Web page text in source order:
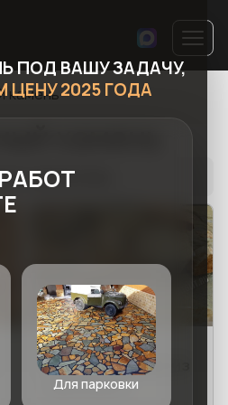
камень
камень
фильтры
Ландшафт
Бутовый камень из
златолита
ПОД ВАШУ ЗАДАЧУ,
ЦЕНУ 2025 ГОДА
Для парковки